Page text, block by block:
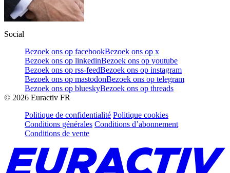
Social
Bezoek ons op facebookBezoek ons op x
Bezoek ons op linkedinBezoek ons op youtube
Bezoek ons op rss-feedBezoek ons op instagram
Bezoek ons op mastodonBezoek ons op telegram
Bezoek ons op blueskyBezoek ons op threads
© 2026 Euractiv FR
Politique de confidentialité Politique cookies
Conditions générales Conditions d’abonnement
Conditions de vente